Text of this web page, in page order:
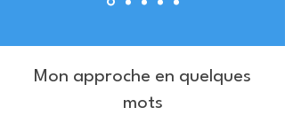
Mon approche en quelques
mots